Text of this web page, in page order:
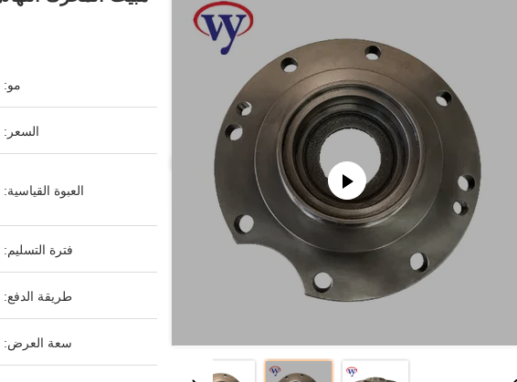
مو:
السعر:
العبوة القياسية:
فترة التسليم:
طريقة الدفع:
سعة العرض: